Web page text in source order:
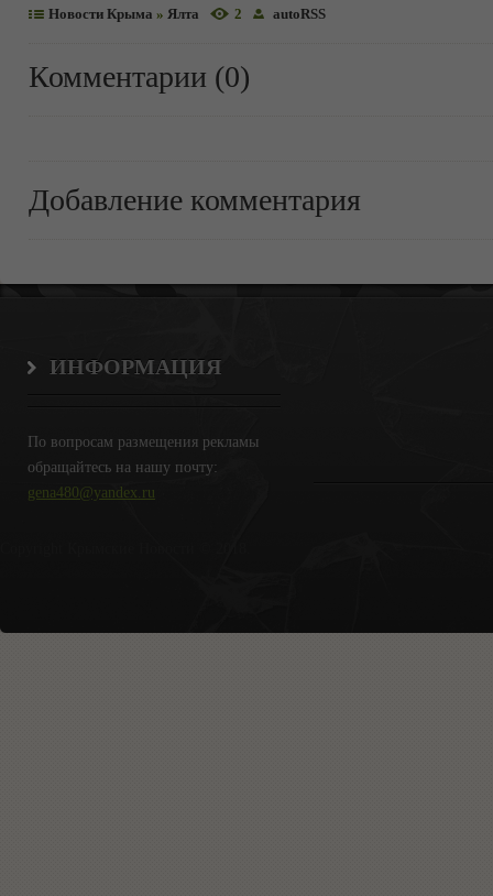
Новости Крыма » Ялта 2 autoRSS
Комментарии (0)
Добавление комментария
ИНФОРМАЦИЯ
По вопросам размещения рекламы
обращайтесь на нашу почту:
gena480@yandex.ru